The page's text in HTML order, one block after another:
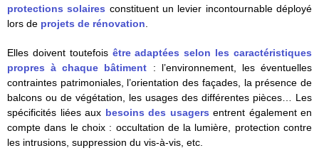
protections solaires constituent un levier incontournable déployé
lors de projets de rénovation
Elles doivent toutefois être adaptées selon les caractéristiques
propres à chaque bâtiment : l’environnement, les éventuelles
contraintes patrimoniales, l’orientation des façades, la présence de
balcons ou de végétation, les usages des différentes pièces… Les
spécificités liées aux besoins des usagers entrent également en
compte dans le choix : occultation de la lumière, protection contre
les intrusions, suppression du vis-à-vis, etc.